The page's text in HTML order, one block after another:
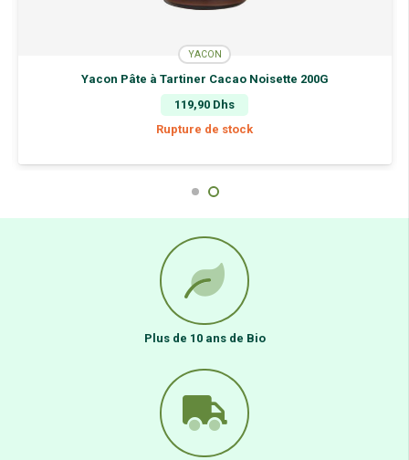
YACON
Yacon Pâte à Tartiner Cacao Noisette 200G
119,90 Dhs
Rupture de stock
Plus de 10 ans de Bio